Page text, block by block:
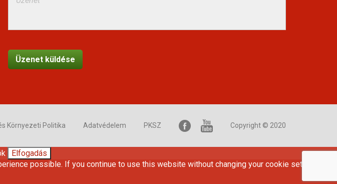
Környezeti Politika Adatvédelem PKSZ Copyright © 2020
Elfogadás
possible. If you continue to use this website without changing your cookie settings or